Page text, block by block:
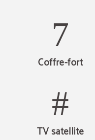
Coffre-fort
TV satellite